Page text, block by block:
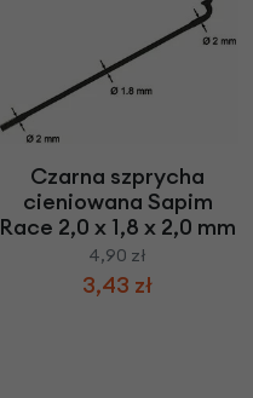
Czarna szprycha
cieniowana Sapim
Race 2,0 x 1,8 x 2,0 mm
4,90 zł
3,43 zł